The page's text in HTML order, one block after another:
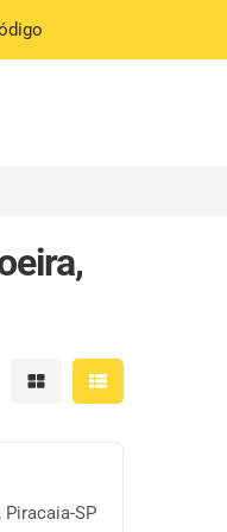
Mostrar resultados em
Mostrar
SP